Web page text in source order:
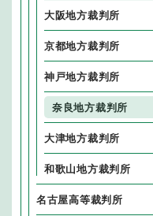
大阪地方裁判所
京都地方裁判所
神戸地方裁判所
奈良地方裁判所
大津地方裁判所
和歌山地方裁判所
名古屋高等裁判所